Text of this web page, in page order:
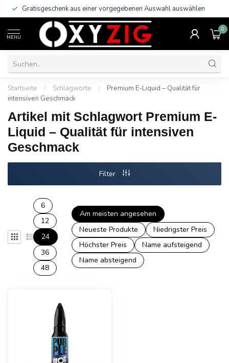
Gratisgeschenk aus einer vorgegebenen Auswahl auswählen
MENU
0
Startseite / Schlagworte /
Premium E-Liquid – Qualität für
intensiven Geschmack
Artikel mit Schlagwort Premium E-
Liquid – Qualität für intensiven
Geschmack
Filter
6
12
24
36
48
Am meisten angesehen
Neueste Produkte
Niedrigster Preis
Höchster Preis
Name aufsteigend
Name absteigend